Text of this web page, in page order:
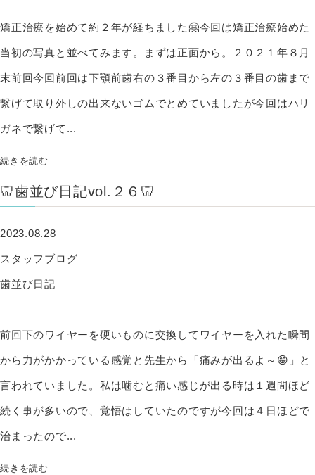
矯正治療を始めて約２年が経ちました🤗今回は矯正治療始めた
当初の写真と並べてみます。まずは正面から。２０２１年８月
末前回今回前回は下顎前歯右の３番目から左の３番目の歯まで
繋げて取り外しの出来ないゴムでとめていましたが今回はハリ
ガネで繋げて...
続きを読む
🦷歯並び日記vol.２６🦷
2023.08.28
スタッフブログ
歯並び日記
前回下のワイヤーを硬いものに交換してワイヤーを入れた瞬間
から力がかかっている感覚と先生から「痛みが出るよ～😁」と
言われていました。私は噛むと痛い感じが出る時は１週間ほど
続く事が多いので、覚悟はしていたのですが今回は４日ほどで
治まったので...
続きを読む